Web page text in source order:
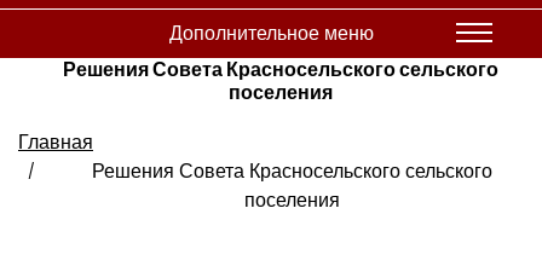
Дополнительное меню
Решения Совета Красносельского сельского
поселения
Главная
Решения Совета Красносельского сельского
поселения